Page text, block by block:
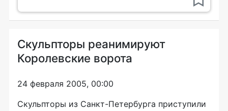
Скульпторы реанимируют
Королевские ворота
24 февраля 2005, 00:00
Скульпторы из Санкт-Петербурга приступили